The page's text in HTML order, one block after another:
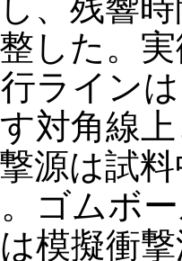
した。
ライン
対角線
源は試
ゴムボ
模擬衝